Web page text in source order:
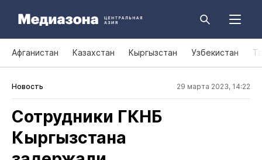
Афганистан Казахстан Кыргызстан Узбекистан
Новость 29 марта 2023, 14:22
Сотрудники ГКНБ
Кыргызстана